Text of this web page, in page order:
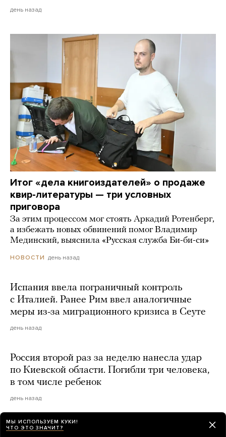
день назад
Итог «дела книгоиздателей» о продаже
квир-литературы — три условных
приговора
За этим процессом мог стоять Аркадий Ротенберг,
а избежать новых обвинений помог Владимир
Мединский, выяснила «Русская служба Би-би-си»
НОВОСТИ день назад
Испания ввела пограничный контроль
с Италией. Ранее Рим ввел аналогичные
меры из-за миграционного кризиса в Сеуте
день назад
Россия второй раз за неделю нанесла удар
по Киевской области. Погибли три человека,
в том числе ребенок
день назад
Сенат США одобрил законопроект
МЫ ИСПОЛЬЗУЕМ КУКИ!
ЧТО ЭТО ЗНАЧИТ?